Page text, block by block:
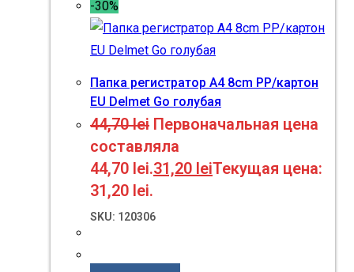
-30%
Папка регистратор A4 8cm PP/картон
EU Delmet Go голубая
44,70lei Первоначальная цена
составляла
44,70 lei.31,20 leiТекущая цена:
31,20 lei.
SKU: 120306